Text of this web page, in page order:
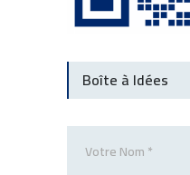
Boîte à Idées